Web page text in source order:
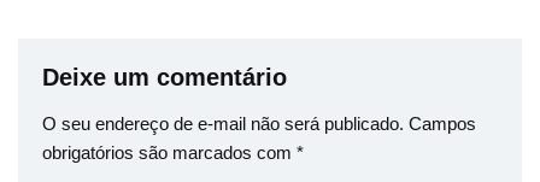
Deixe um comentário
O seu endereço de e-mail não será publicado. Campos
obrigatórios são marcados com *